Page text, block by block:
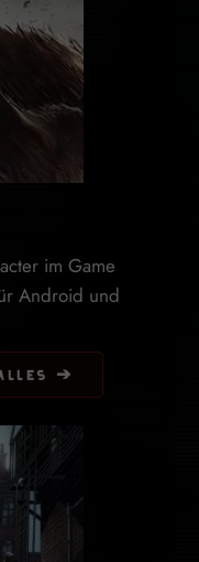
im Game
Android und
➔